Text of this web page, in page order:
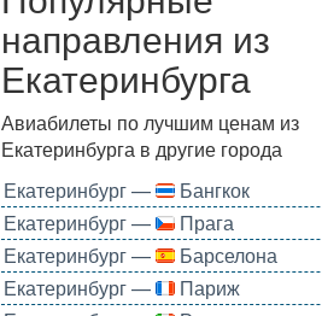
направления из
Екатеринбурга
Авиабилеты по лучшим ценам из
Екатеринбурга в другие города
Екатеринбург —
Бангкок
Екатеринбург —
Прага
Екатеринбург —
Барселона
Екатеринбург —
Париж